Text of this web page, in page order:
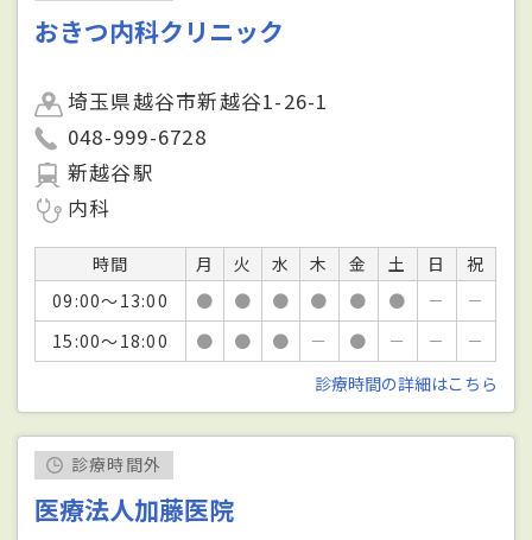
おきつ内科クリニック
埼玉県越谷市新越谷1-26-1
048-999-6728
新越谷駅
内科
時間 月 火 水 木 金 土 日
祝
09:00～13:00
● ● ● ● ● ● －
－
15:00～18:00
● ● ● － ● － －
－
診療時間の詳細はこちら
診療時間外
医療法人加藤医院